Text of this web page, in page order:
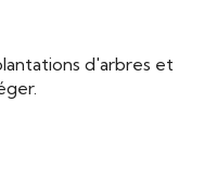
d'arbres et